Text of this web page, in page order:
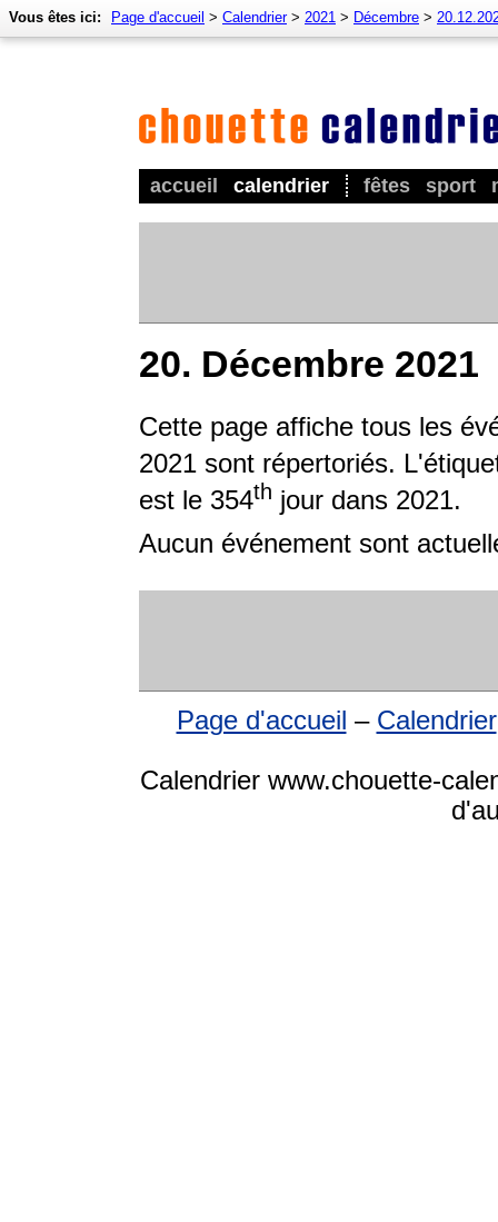
accueil calendrier fêtes sport
Vous êtes ici: Page d'accueil > Calendrier> 2021 > Décembre >
20. Décembre 2021
Cette page affiche tous les
2021 sont répertoriés.
est le 354th jour dans 2021.
Aucun événement sont
Page d'accueil – Calendrier
Calendrier www.chouette-